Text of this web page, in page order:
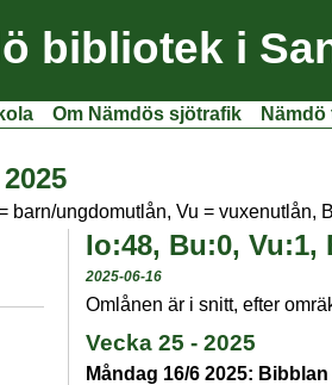
bibliotek i
Om Nämdös sjötrafik
barn/ungdomutlån, Vu = vuxenutlån,
Io:48, Bu:0, Vu:1,
2025-06-16
Omlånen är i snitt, efter
Vecka 25 - 2025
Måndag 16/6 2025: